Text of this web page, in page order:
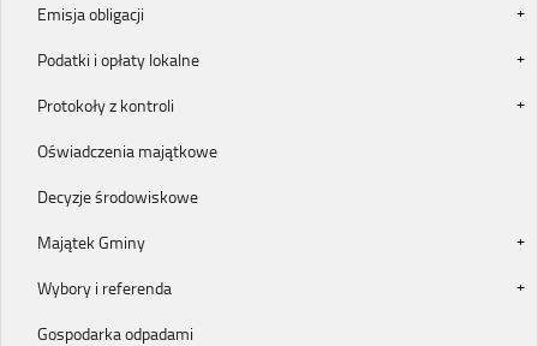
Emisja obligacji
Podatki i opłaty lokalne
Protokoły z kontroli
Oświadczenia majątkowe
Decyzje środowiskowe
Majątek Gminy
Wybory i referenda
Gospodarka odpadami